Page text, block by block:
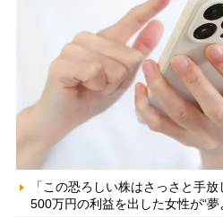
「この恐ろしい株はさっさと手
500万円の利益を出した女性が“夢